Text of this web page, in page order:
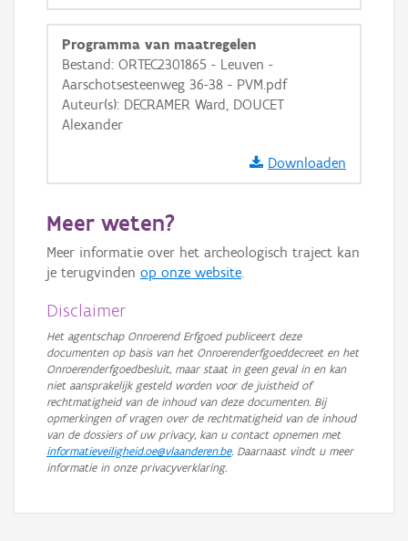
Basis Lagen
OSM-Basiskaart
Ortho
Programma van maatregelen
Bestand: ORTEC2301865 - Leuven -
Aarschotsesteenweg 36-38 - PVM.pdf
Auteur(s): DECRAMER Ward, DOUCET
Alexander
Downloaden
Meer weten?
Meer informatie over het archeologisch traject kan
je terugvinden op onze website.
Disclaimer
Het agentschap Onroerend Erfgoed publiceert deze
documenten op basis van het Onroerenderfgoeddecreet en het
Onroerenderfgoedbesluit, maar staat in geen geval in en kan
niet aansprakelijk gesteld worden voor de juistheid of
rechtmatigheid van de inhoud van deze documenten. Bij
opmerkingen of vragen over de rechtmatigheid van de inhoud
van de dossiers of uw privacy, kan u contact opnemen met
informatieveiligheid.oe@vlaanderen.be. Daarnaast vindt u meer
informatie in onze privacyverklaring.